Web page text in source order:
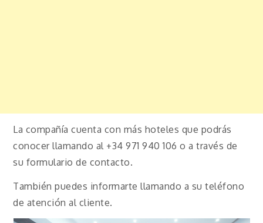
La compañía cuenta con más hoteles que podrás
conocer llamando al +34 971 940 106 o a través de
su formulario de contacto.
También puedes informarte llamando a su teléfono
de atención al cliente.